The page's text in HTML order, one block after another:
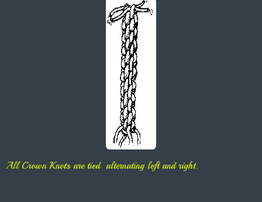
All Crown Knots are tied alternating left and right.